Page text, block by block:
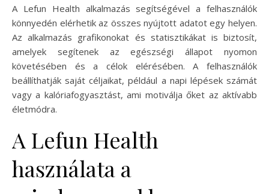
A Lefun Health alkalmazás segítségével a felhasználók
könnyedén elérhetik az összes nyújtott adatot egy helyen.
Az alkalmazás grafikonokat és statisztikákat is biztosít,
amelyek segítenek az egészségi állapot nyomon
követésében és a célok elérésében. A felhasználók
beállíthatják saját céljaikat, például a napi lépések számát
vagy a kalóriafogyasztást, ami motiválja őket az aktívabb
életmódra.
A Lefun Health
használata a